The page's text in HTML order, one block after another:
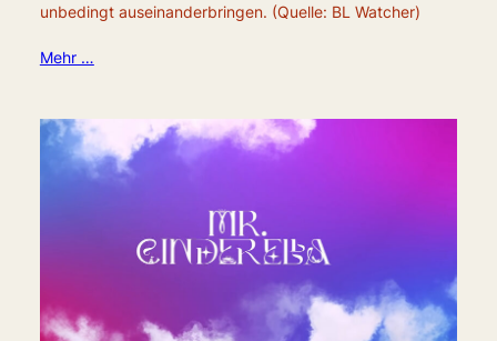
unbedingt auseinanderbringen. (Quelle: BL Watcher)
Mehr …